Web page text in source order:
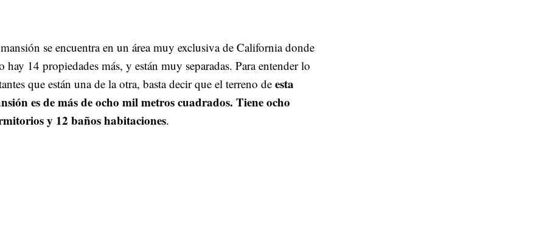
se encuentra en un área muy exclusiva de California donde
hay 14 propiedades más, y están muy separadas. Para entender lo
que están una de la otra, basta decir que el terreno deesta
es de más de ocho mil metros cuadrados. Tiene ocho
y 12 baños habitaciones.